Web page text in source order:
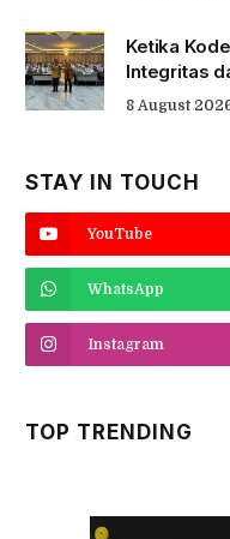
Ketika
Integritas
8 August
STAY IN TOUCH
YouTube
WhatsApp
Instagram
TOP TRENDING